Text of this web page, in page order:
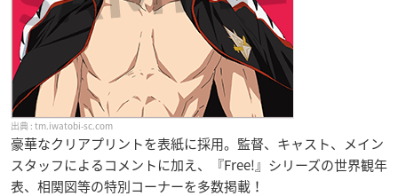
tm.iwatobi-sc.com
豪華なクリアプリントを表紙に採用。監督、キャスト、メイン
スタッフによるコメントに加え、『Free!』シリーズの世界観年
表、相関図等の特別コーナーを多数掲載！